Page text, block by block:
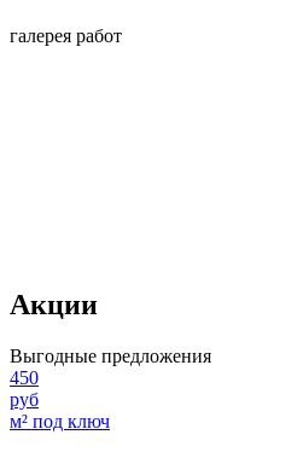
галерея работ
Акции
Выгодные предложения
450
руб
м² под ключ